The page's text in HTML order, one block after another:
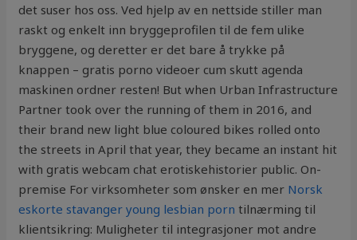
det suser hos oss. Ved hjelp av en nettside stiller man
raskt og enkelt inn bryggeprofilen til de fem ulike
bryggene, og deretter er det bare å trykke på
knappen – gratis porno videoer cum skutt agenda
maskinen ordner resten! But when Urban Infrastructure
Partner took over the running of them in 2016, and
their brand new light blue coloured bikes rolled onto
the streets in April that year, they became an instant hit
with gratis webcam chat erotiskehistorier public. On-
premise For virksomheter som ønsker en mer Norsk
eskorte stavanger young lesbian porn tilnærming til
klientsikring: Muligheter til integrasjoner mot andre